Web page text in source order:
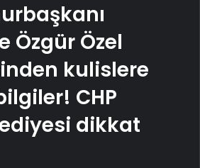
Özgür Özel
kulislere
CHP
dikkat